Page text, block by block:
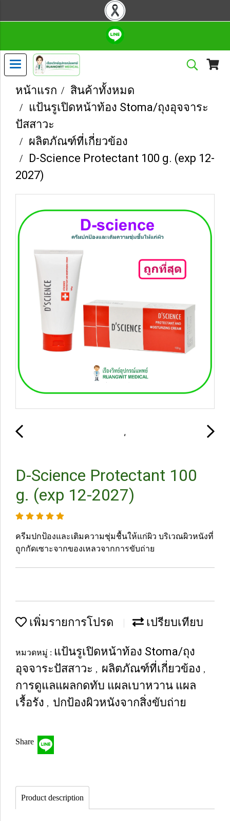
หน้าแรก
สินค้าทั้งหมด
แป้นรูเปิดหน้าท้อง Stoma/ถุงอุจจาระ
ปัสสาวะ
ผลิตภัณฑ์ที่เกี่ยวข้อง
D-Science Protectant 100 g. (exp 12-
2027)
D-Science Protectant 100
g. (exp 12-2027)
ครีมปกป้องและเติมความชุ่มชื้นให้แก่ผิว บริเวณผิวหนังที่
ถูกกัดเซาะจากของเหลวจากการขับถ่าย
เพิ่มรายการโปรด เปรียบเทียบ
หมวดหมู่ : แป้นรูเปิดหน้าท้อง Stoma/ถุง
อุจจาระปัสสาวะ , ผลิตภัณฑ์ที่เกี่ยวข้อง ,
การดูแลแผลกดทับ แผลเบาหวาน แผล
เรื้อรัง , ปกป้องผิวหนังจากสิ่งขับถ่าย
Share
Product description